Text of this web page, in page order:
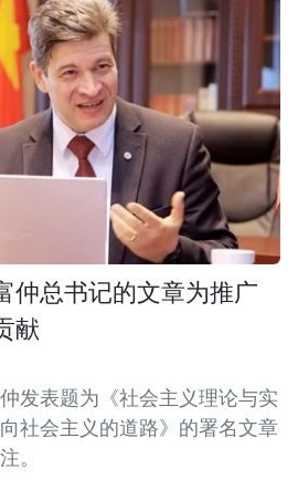
仲总书记的文章为推广
献
发表题为《社会主义理论与实
社会主义的道路》的署名文章
。